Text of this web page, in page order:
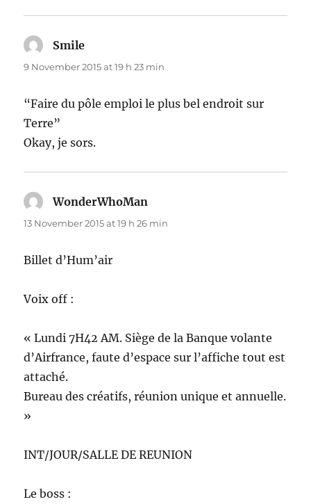
Smile
9 November 2015 at 19 h 23 min
“Faire du pôle emploi le plus bel endroit sur
Terre”
Okay, je sors.
WonderWhoMan
13 November 2015 at 19 h 26 min
Billet d’Hum’air
Voix off :
« Lundi 7H42 AM. Siège de la Banque volante
d’Airfrance, faute d’espace sur l’affiche tout est
attaché.
Bureau des créatifs, réunion unique et annuelle.
»
INT/JOUR/SALLE DE REUNION
Le boss :